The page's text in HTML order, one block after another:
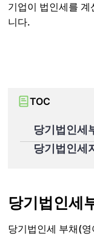
기업이 법인세를
니다.
TOC
당기법인세
당기법인세
당기법인세
당기법인세 부채(